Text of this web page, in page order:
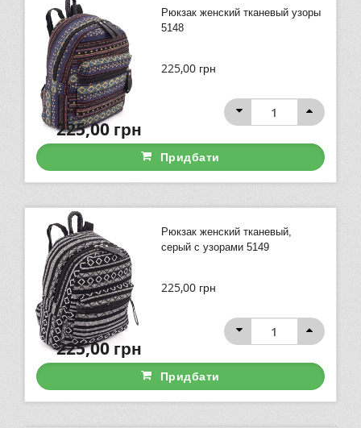
Рюкзак женский тканевый узоры
5148
225,00 грн
225,00грн
Придбати
Рюкзак женский тканевый,
серый с узорами 5149
225,00 грн
225,00грн
Придбати